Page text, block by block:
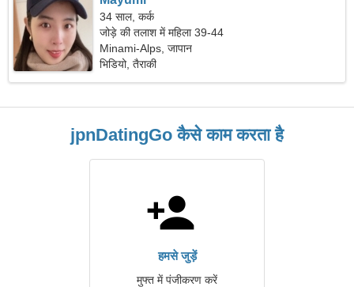
34 साल, कर्क
जोड़े की तलाश में महिला 39-44
Minami-Alps, जापान
भिडियो, तैराकी
jpnDatingGo कैसे काम करता है
हमसे जुड़ें
मुफ्त में पंजीकरण करें